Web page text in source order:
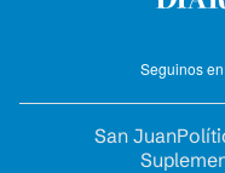
Seguinos
San Juan